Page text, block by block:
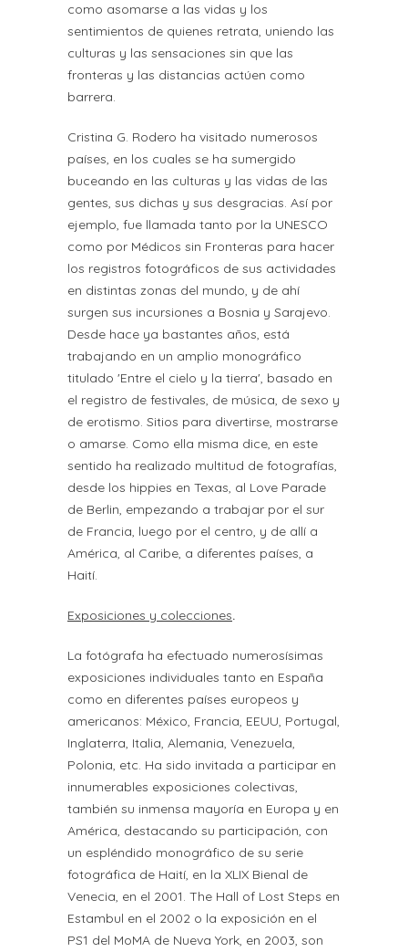
como asomarse a las vidas y los
sentimientos de quienes retrata, uniendo las
culturas y las sensaciones sin que las
fronteras y las distancias actúen como
barrera.
Cristina G. Rodero ha visitado numerosos
países, en los cuales se ha sumergido
buceando en las culturas y las vidas de las
gentes, sus dichas y sus desgracias. Así por
ejemplo, fue llamada tanto por la UNESCO
como por Médicos sin Fronteras para hacer
los registros fotográficos de sus actividades
en distintas zonas del mundo, y de ahí
surgen sus incursiones a Bosnia y Sarajevo.
Desde hace ya bastantes años, está
trabajando en un amplio monográfico
titulado 'Entre el cielo y la tierra', basado en
el registro de festivales, de música, de sexo y
de erotismo. Sitios para divertirse, mostrarse
o amarse. Como ella misma dice, en este
sentido ha realizado multitud de fotografías,
desde los hippies en Texas, al Love Parade
de Berlin, empezando a trabajar por el sur
de Francia, luego por el centro, y de allí a
América, al Caribe, a diferentes países, a
Haití.
Exposiciones y colecciones.
La fotógrafa ha efectuado numerosísimas
exposiciones individuales tanto en España
como en diferentes países europeos y
americanos: México, Francia, EEUU, Portugal,
Inglaterra, Italia, Alemania, Venezuela,
Polonia, etc. Ha sido invitada a participar en
innumerables exposiciones colectivas,
también su inmensa mayoría en Europa y en
América, destacando su participación, con
un espléndido monográfico de su serie
fotográfica de Haití, en la XLIX Bienal de
Venecia, en el 2001. The Hall of Lost Steps en
Estambul en el 2002 o la exposición en el
PS1 del MoMA de Nueva York, en 2003, son